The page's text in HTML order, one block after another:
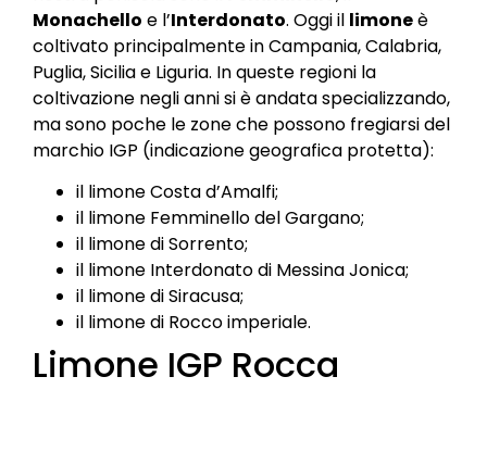
Monachello e l’Interdonato. Oggi il limoneè
coltivato principalmente in Campania, Calabria,
Puglia, Sicilia e Liguria. In queste regioni la
coltivazione negli anni si è andata specializzando,
ma sono poche le zone che possono fregiarsi del
marchio IGP (indicazione geografica protetta):
il limone Costa d’Amalfi;
il limone Femminello del Gargano;
il limone di Sorrento;
il limone Interdonato di Messina Jonica;
il limone di Siracusa;
il limone di Rocco imperiale.
Limone IGP Rocca